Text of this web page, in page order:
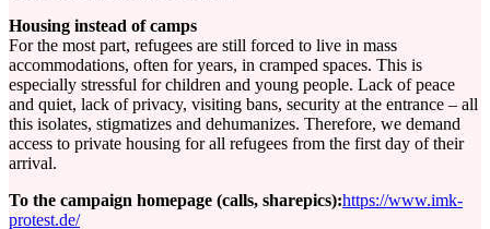
Housing instead of camps
For the most part, refugees are still forced to live in mass
accommodations, often for years, in cramped spaces. This is
especially stressful for children and young people. Lack of peace
and quiet, lack of privacy, visiting bans, security at the entrance – all
this isolates, stigmatizes and dehumanizes. Therefore, we demand
access to private housing for all refugees from the first day of their
arrival.
To the campaign homepage (calls, sharepics):https://www.imk-
protest.de/